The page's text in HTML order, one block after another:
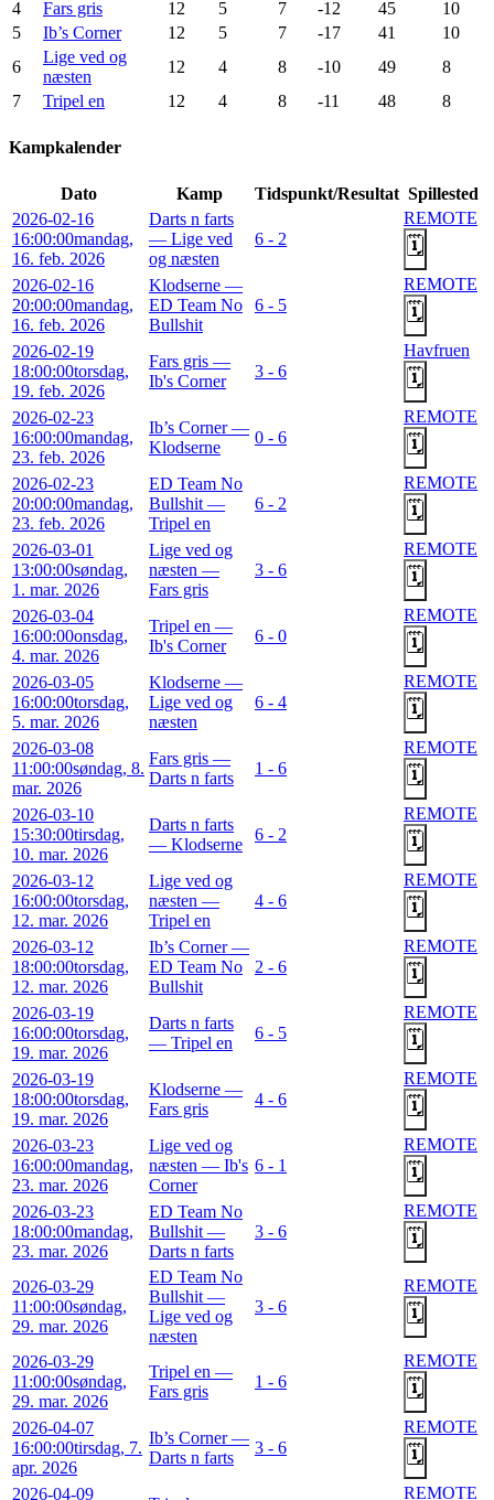
4
Fars gris 12 5 7 -12 45
10
5
Ib’s Corner 12 5 7 -17 41
10
6
Lige ved og
næsten
12 4 8 -10 49
8
7
Tripel en 12 4 8 -11 48 8
Kampkalender
Dato Kamp Tidspunkt/Resultat Spillested
2026-02-16
16:00:00mandag,
16. feb. 2026
Darts n farts
— Lige ved
og næsten
6 - 2
REMOTE
🗓️
2026-02-16
20:00:00mandag,
16. feb. 2026
Klodserne —
ED Team No
Bullshit
6 - 5
REMOTE
🗓️
2026-02-19
18:00:00torsdag,
19. feb. 2026
Fars gris —
Ib's Corner
3 - 6
Havfruen
🗓️
2026-02-23
16:00:00mandag,
23. feb. 2026
Ib’s Corner —
Klodserne
0 - 6
REMOTE
🗓️
2026-02-23
20:00:00mandag,
23. feb. 2026
ED Team No
Bullshit —
Tripel en
6 - 2
REMOTE
🗓️
2026-03-01
13:00:00søndag,
1. mar. 2026
Lige ved og
næsten —
Fars gris
3 - 6
REMOTE
🗓️
2026-03-04
16:00:00onsdag,
4. mar. 2026
Tripel en —
Ib's Corner
6 - 0
REMOTE
🗓️
2026-03-05
16:00:00torsdag,
5. mar. 2026
Klodserne —
Lige ved og
næsten
6 - 4
REMOTE
🗓️
2026-03-08
11:00:00søndag, 8.
mar. 2026
Fars gris —
Darts n farts
1 - 6
REMOTE
🗓️
2026-03-10
15:30:00tirsdag,
10. mar. 2026
Darts n farts
— Klodserne
6 - 2
REMOTE
🗓️
2026-03-12
16:00:00torsdag,
12. mar. 2026
Lige ved og
næsten —
Tripel en
4 - 6
REMOTE
🗓️
2026-03-12
18:00:00torsdag,
12. mar. 2026
Ib’s Corner —
ED Team No
Bullshit
2 - 6
REMOTE
🗓️
2026-03-19
16:00:00torsdag,
19. mar. 2026
Darts n farts
— Tripel en
6 - 5
REMOTE
🗓️
2026-03-19
18:00:00torsdag,
19. mar. 2026
Klodserne —
Fars gris
4 - 6
REMOTE
🗓️
2026-03-23
16:00:00mandag,
23. mar. 2026
Lige ved og
næsten — Ib's
Corner
6 - 1
REMOTE
🗓️
2026-03-23
18:00:00mandag,
23. mar. 2026
ED Team No
Bullshit —
Darts n farts
3 - 6
REMOTE
🗓️
2026-03-29
11:00:00søndag,
29. mar. 2026
ED Team No
Bullshit —
Lige ved og
næsten
3 - 6
REMOTE
🗓️
2026-03-29
11:00:00søndag,
29. mar. 2026
Tripel en —
Fars gris
1 - 6
REMOTE
🗓️
2026-04-07
16:00:00tirsdag, 7.
apr. 2026
Ib’s Corner —
Darts n farts
3 - 6
REMOTE
🗓️
2026-04-09
REMOTE